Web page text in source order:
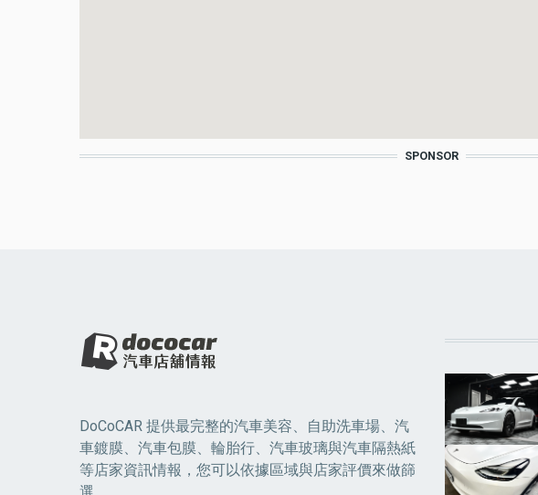
SPONSOR
DoCoCAR 提供最完整的汽車美容、自助洗車場、汽
車鍍膜、汽車包膜、輪胎行、汽車玻璃與汽車隔熱紙
等店家資訊情報，您可以依據區域與店家評價來做篩